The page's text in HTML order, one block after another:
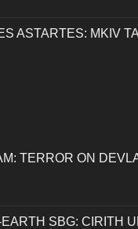
ASTARTES: MKIV
TERROR ON
SBG: CIRITH